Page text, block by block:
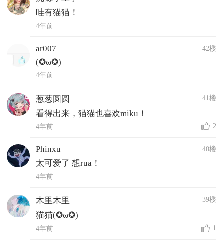
哇有猫猫！
4年前
ar007 42楼
(✪ω✪)
4年前
葱葱圆圆 41楼
看得出来，猫猫也喜欢miku！
4年前 2
Phinxu 40楼
太可爱了 想rua！
4年前
木里木里 39楼
猫猫(✪ω✪)
4年前 1